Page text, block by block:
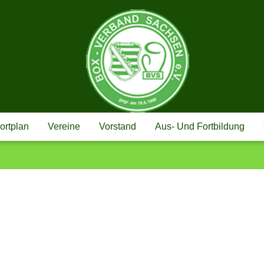
BOX-
Vereine Vorstand Aus- Und Fortbildung